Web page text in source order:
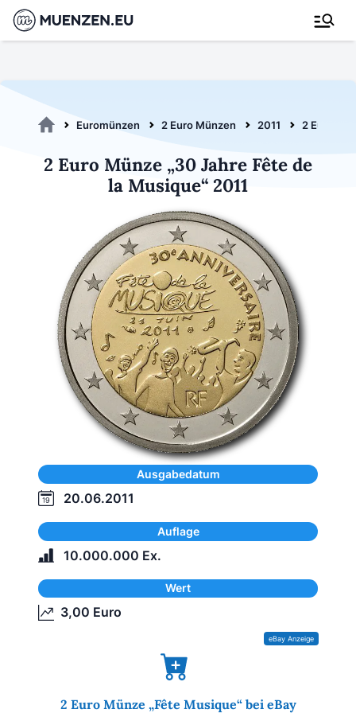
Euromünzen 2 Euro Münzen 2011 2 Euro
2 Euro Münze „30 Jahre Fête de
la Musique“ 2011
Ausgabedatum
20.06.2011
Auflage
10.000.000 Ex.
Wert
3,00 Euro
2 Euro Münze „Fête Musique“ bei eBay